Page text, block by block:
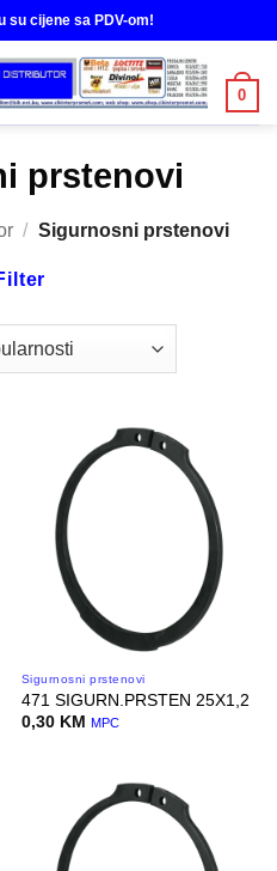
su cijene sa PDV-om!
0
prstenovi
/ Sigurnosni prstenovi
Sigurnosni prstenovi
471 SIGURN.PRSTEN 25X1,2
0,30 KM MPC